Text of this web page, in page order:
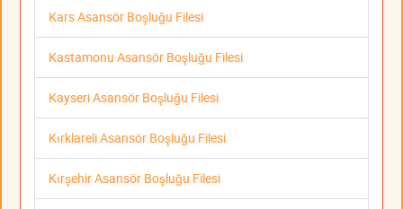
Kars Asansör Boşluğu Filesi
Kastamonu Asansör Boşluğu Filesi
Kayseri Asansör Boşluğu Filesi
Kırklareli Asansör Boşluğu Filesi
Kırşehir Asansör Boşluğu Filesi